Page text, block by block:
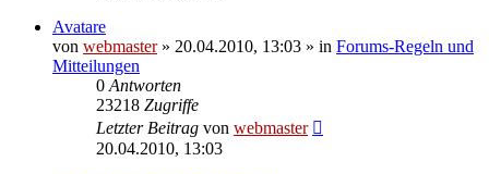
Avatare
von webmaster» 20.04.2010, 13:03 » in Forums-Regeln und
Mitteilungen
0 Antworten
23218 Zugriffe
Letzter Beitrag von webmaster
20.04.2010, 13:03